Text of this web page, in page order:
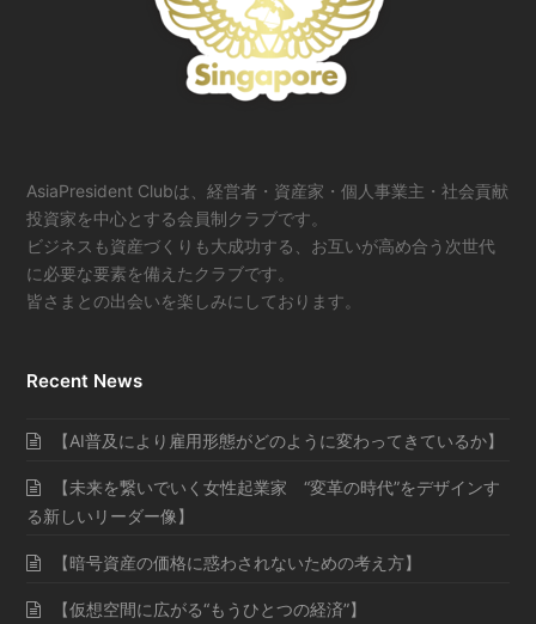
AsiaPresident Clubは、経営者・資産家・個人事業主・社会貢献
投資家を中心とする会員制クラブです。
ビジネスも資産づくりも大成功する、お互いが高め合う次世代
に必要な要素を備えたクラブです。
皆さまとの出会いを楽しみにしております。
Recent News
【AI普及により雇用形態がどのように変わってきているか】
【未来を繋いでいく女性起業家 “変革の時代”をデザインす
る新しいリーダー像】
【暗号資産の価格に惑わされないための考え方】
【仮想空間に広がる“もうひとつの経済”】